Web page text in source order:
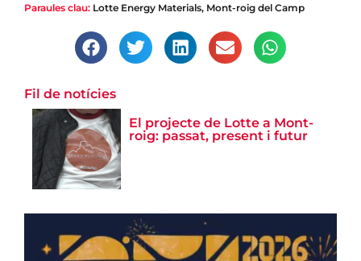
Paraules clau: Lotte Energy Materials, Mont-roig del Camp
Fil de notícies
El projecte de Lotte a Mont-
roig: passat, present i futur